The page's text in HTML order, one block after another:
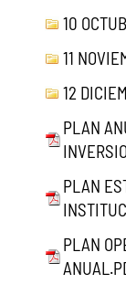
10
11
12
PLAN
PLAN
PLAN